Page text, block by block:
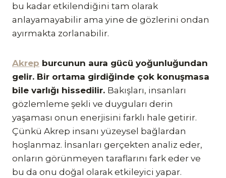
bu kadar etkilendiğini tam olarak
anlayamayabilir ama yine de gözlerini ondan
ayırmakta zorlanabilir.
Akrep burcunun aura gücü yoğunluğundan
gelir. Bir ortama girdiğinde çok konuşmasa
bile varlığı hissedilir. Bakışları, insanları
gözlemleme şekli ve duyguları derin
yaşaması onun enerjisini farklı hale getirir.
Çünkü Akrep insanı yüzeysel bağlardan
hoşlanmaz. İnsanları gerçekten analiz eder,
onların görünmeyen taraflarını fark eder ve
bu da onu doğal olarak etkileyici yapar.